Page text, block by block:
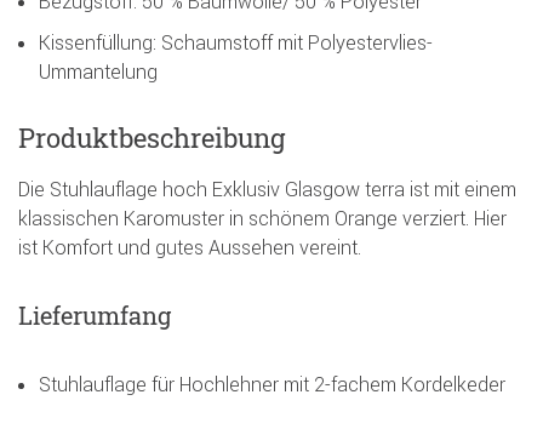
Kissenfüllung: Schaumstoff mit Polyestervlies-
Ummantelung
Produktbeschreibung
Die Stuhlauflage hoch Exklusiv Glasgow terra ist mit einem
klassischen Karomuster in schönem Orange verziert. Hier
ist Komfort und gutes Aussehen vereint.
Lieferumfang
Stuhlauflage für Hochlehner mit 2-fachem Kordelkeder